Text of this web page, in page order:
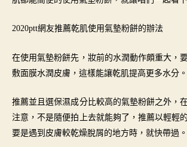
2020ptt網友推薦乾肌使用氣墊粉餅的辦法
在使用氣墊粉餅先，妝前的水潤動作頗重大，
敷面膜水潤皮膚，這樣能讓乾肌提高更多水分。
推薦並且選保濕成分比較高的氣墊粉餅之外，
注意，不是隨便拍上去就能夠了，推薦以輕輕
要是遇到皮膚較乾燥脫屑的地方時，就快帶過。